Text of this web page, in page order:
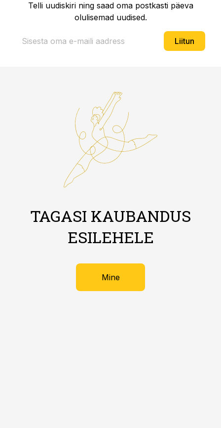
Telli uudiskiri ning saad oma postkasti päeva
olulisemad uudised.
Liitun
TAGASI KAUBANDUS
ESILEHELE
Mine